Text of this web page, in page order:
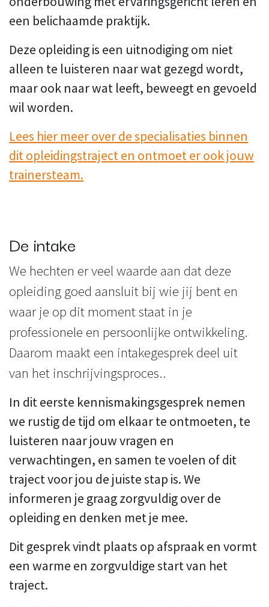
een belichaamde praktijk.
Deze opleiding is een uitnodiging om niet
alleen te luisteren naar wat gezegd wordt,
maar ook naar wat leeft, beweegt en gevoeld
wil worden.
Lees hier meer over de specialisaties binnen
dit opleidingstraject en ontmoet er ook jouw
trainersteam.
De intake
We hechten er veel waarde aan dat deze
opleiding goed aansluit bij wie jij bent en
waar je op dit moment staat in je
professionele en persoonlijke ontwikkeling.
Daarom maakt een intakegesprek deel uit
van het inschrijvingsproces..
In dit eerste kennismakingsgesprek nemen
we rustig de tijd om elkaar te ontmoeten, te
luisteren naar jouw vragen en
verwachtingen, en samen te voelen of dit
traject voor jou de juiste stap is. We
informeren je graag zorgvuldig over de
opleiding en denken met je mee.
Dit gesprek vindt plaats op afspraak en vormt
een warme en zorgvuldige start van het
traject.